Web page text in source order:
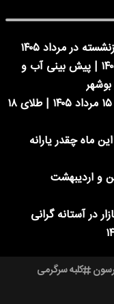
در مرداد ۱۴۰۵
وضعیت هوای فردا بوشهر جمعه ۱۶ مرداد ۱۴۰۵ | پیش بینی آب و
جدیدترین قیمت طلا و سکه امروز پنجشنبه ۱۵ مرداد ۱۴۰۵ | طلای ۱۸
پرجمعیت این ماه چقدر یارانه
و اردیبهشت
کلبه سرگرمی